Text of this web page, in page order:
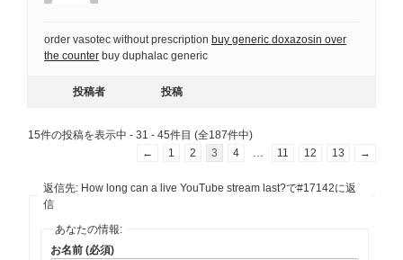
order vasotec without prescription buy generic doxazosin over
the counter buy duphalac generic
投稿者 投稿
15件の投稿を表示中 - 31 - 45件目 (全187件中)
←
1 2 3 4 11 12 13 →
返信先: How long can a live YouTube stream last?で#17142に返
信
あなたの情報:
お名前 (必須)